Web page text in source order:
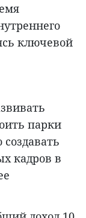
ключевой
парки
кадров в